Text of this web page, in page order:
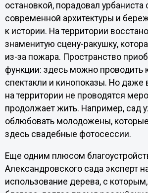
остановкой, порадовал урбаниста
современной архитектуры и
к истории. На территории
знаменитую сцену-ракушку,
из-за пожара. Пространство
функции: здесь можно проводить
спектакли и кинопоказы. Но даже
на территории не проводятся
продолжает жить. Например, сад
облюбовать молодожены,
здесь свадебные фотосессии.
Еще одним плюсом
Александровского сада эксперт
использование дерева, с